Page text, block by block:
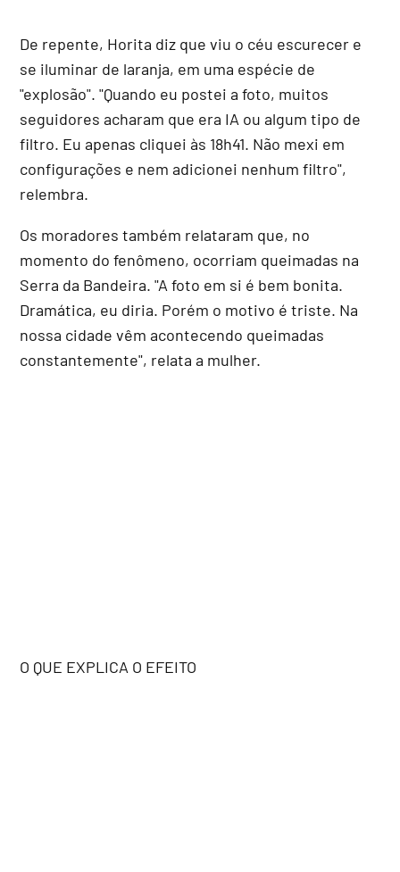
De repente, Horita diz que viu o céu escurecer e
se iluminar de laranja, em uma espécie de
"explosão". "Quando eu postei a foto, muitos
seguidores acharam que era IA ou algum tipo de
filtro. Eu apenas cliquei às 18h41. Não mexi em
configurações e nem adicionei nenhum filtro",
relembra.
Os moradores também relataram que, no
momento do fenômeno, ocorriam queimadas na
Serra da Bandeira. "A foto em si é bem bonita.
Dramática, eu diria. Porém o motivo é triste. Na
nossa cidade vêm acontecendo queimadas
constantemente", relata a mulher.
O QUE EXPLICA O EFEITO